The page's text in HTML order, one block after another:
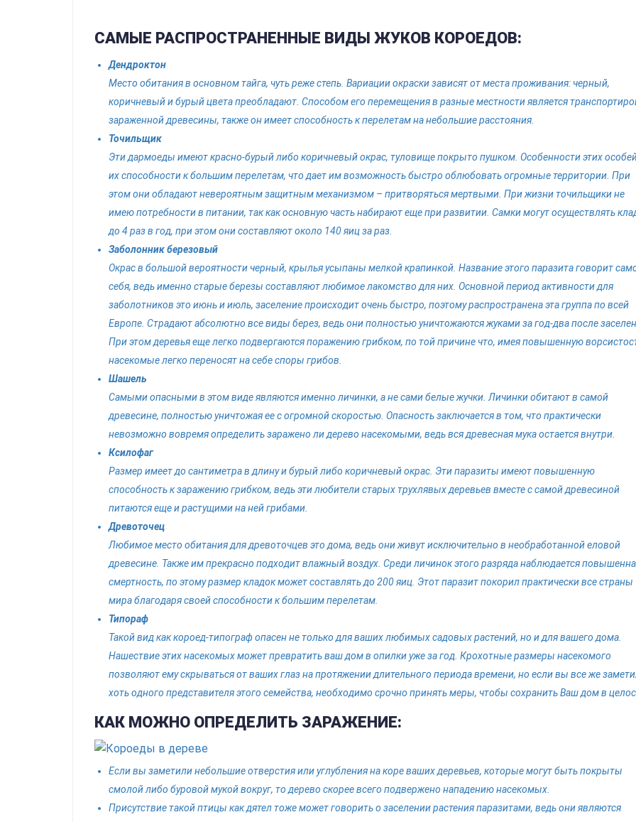
САМЫЕ РАСПРОСТРАНЕННЫЕ ВИДЫ ЖУКОВ КОРОЕДОВ:
Дендроктон
Место обитания в основном тайга, чуть реже степь. Вариации окраски зависят от места проживания: черный,
коричневый и бурый цвета преобладают. Способом его перемещения в разные местности является
зараженной древесины, также он имеет способность к перелетам на небольшие расстояния.
Точильщик
Эти дармоеды имеют красно-бурый либо коричневый окрас, туловище покрыто пушком. Особенности этих
их способности к большим перелетам, что дает им возможность быстро облюбовать огромные территории. При
этом они обладают невероятным защитным механизмом – притворяться мертвыми. При жизни точильщики не
имею потребности в питании, так как основную часть набирают еще при развитии. Самки могут осуществлять
до 4 раз в год, при этом они составляют около 140 яиц за раз.
Заболонник березовый
Окрас в большой вероятности черный, крылья усыпаны мелкой крапинкой. Название этого паразита говорит
себя, ведь именно старые березы составляют любимое лакомство для них. Основной период активности для
заболотников это июнь и июль, заселение происходит очень быстро, поэтому распространена эта группа по всей
Европе. Страдают абсолютно все виды берез, ведь они полностью уничтожаются жуками за год-два после
При этом деревья еще легко подвергаются поражению грибком, по той причине что, имея повышенную
насекомые легко переносят на себе споры грибов.
Шашель
Самыми опасными в этом виде являются именно личинки, а не сами белые жучки. Личинки обитают в самой
древесине, полностью уничтожая ее с огромной скоростью. Опасность заключается в том, что практически
невозможно вовремя определить заражено ли дерево насекомыми, ведь вся древесная мука остается внутри.
Ксилофаг
Размер имеет до сантиметра в длину и бурый либо коричневый окрас. Эти паразиты имеют повышенную
способность к заражению грибком, ведь эти любители старых трухлявых деревьев вместе с самой древесиной
питаются еще и растущими на ней грибами.
Древоточец
Любимое место обитания для древоточцев это дома, ведь они живут исключительно в необработанной еловой
древесине. Также им прекрасно подходит влажный воздух. Среди личинок этого разряда наблюдается
смертность, по этому размер кладок может составлять до 200 яиц. Этот паразит покорил практически все страны
мира благодаря своей способности к большим перелетам.
Типораф
Такой вид как короед-типограф опасен не только для ваших любимых садовых растений, но и для вашего дома.
Нашествие этих насекомых может превратить ваш дом в опилки уже за год. Крохотные размеры насекомого
позволяют ему скрываться от ваших глаз на протяжении длительного периода времени, но если вы все же
хоть одного представителя этого семейства, необходимо срочно принять меры, чтобы сохранить Ваш дом в
КАК МОЖНО ОПРЕДЕЛИТЬ ЗАРАЖЕНИЕ:
Если вы заметили небольшие отверстия или углубления на коре ваших деревьев, которые могут быть покрыты
смолой либо буровой мукой вокруг, то дерево скорее всего подвержено нападению насекомых.
Присутствие такой птицы как дятел тоже может говорить о заселении растения паразитами, ведь они являются